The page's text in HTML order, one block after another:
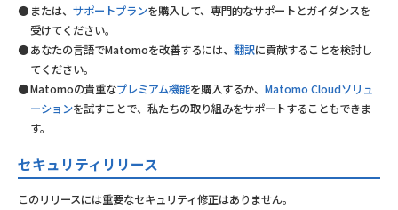
または、 サポートプランを購入して、専門的なサポートとガイダンスを
受けてください。
あなたの言語でMatomoを改善するには、 翻訳に貢献することを検討し
てください。
Matomoの貴重なプレミアム機能を購入するか、 Matomo Cloudソリュ
ーションを試すことで、私たちの取り組みをサポートすることもできま
す。
セキュリティリリース
このリリースには重要なセキュリティ修正はありません。